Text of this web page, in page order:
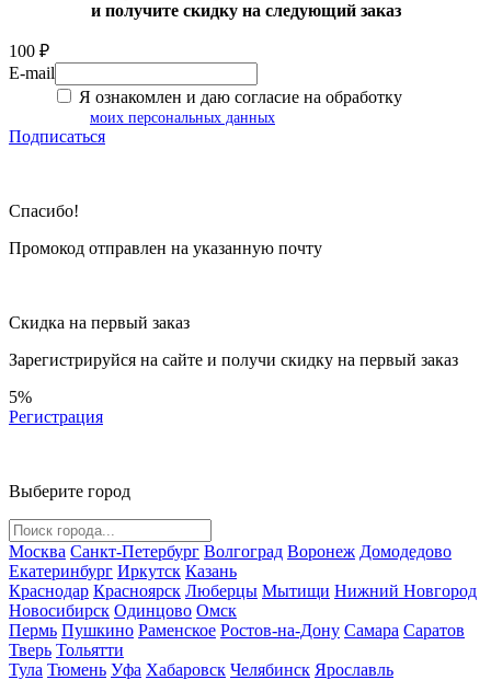
и получите скидку на следующий заказ
100 ₽
E-mail
Я ознакомлен и даю согласие на обработку
моих персональных данных
Подписаться
Спасибо!
Промокод отправлен на указанную почту
Скидка на первый заказ
Зарегистрируйся на сайте и получи скидку на первый заказ
5%
Регистрация
Выберите город
Москва Санкт-Петербург Волгоград Воронеж Домодедово
Екатеринбург Иркутск Казань
Краснодар Красноярск Люберцы Мытищи Нижний Новгород
Новосибирск Одинцово Омск
Пермь Пушкино Раменское Ростов-на-Дону Самара Саратов
Тверь Тольятти
Тула Тюмень Уфа Хабаровск Челябинск Ярославль